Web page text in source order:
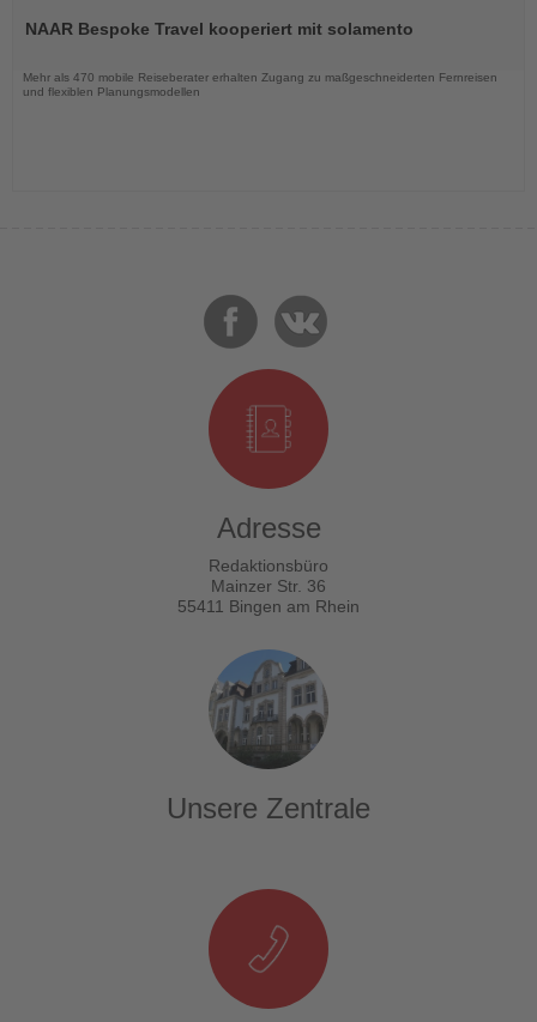
dieNAAR Bespoke Travel kooperiert mit solamento
Mehr als 470 mobile Reiseberater erhalten Zugang zu maßgeschneiderten Fernreisen
und flexiblen Planungsmodellen
Adresse
Redaktionsbüro
Mainzer Str. 36
55411 Bingen am Rhein
Unsere Zentrale